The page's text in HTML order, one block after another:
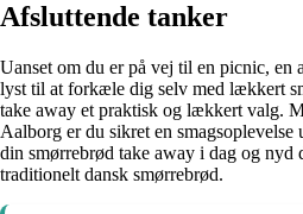
Afsluttende tanker
Uanset om du er på vej til en picnic, en
lyst til at forkæle dig selv med lækkert
take away et praktisk og lækkert valg.
Aalborg er du sikret en
din smørrebrød take away i dag og nyd
traditionelt dansk smørrebrød.